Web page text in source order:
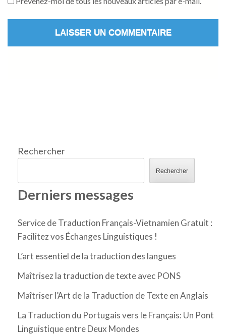
Rechercher
Rechercher
Derniers messages
Service de Traduction Français-Vietnamien Gratuit :
Facilitez vos Échanges Linguistiques !
L’art essentiel de la traduction des langues
Maîtrisez la traduction de texte avec PONS
Maîtriser l’Art de la Traduction de Texte en Anglais
La Traduction du Portugais vers le Français: Un Pont
Linguistique entre Deux Mondes